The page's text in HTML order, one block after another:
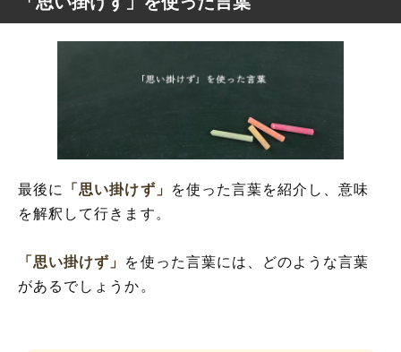
最後に 「思い掛けず」
を使った言葉を紹介し、意味
を解釈して行きます。
「思い掛けず」 を使った言葉には、どのような言葉
があるでしょうか。